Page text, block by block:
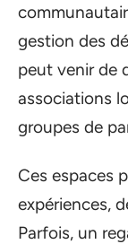
gestion des
peut venir de
associations
groupes de
Ces espaces
expériences,
Parfois, un